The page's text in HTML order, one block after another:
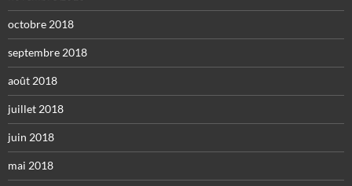
octobre 2018
septembre 2018
août 2018
juillet 2018
juin 2018
mai 2018